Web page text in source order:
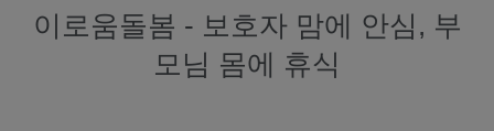
이로움돌봄 - 보호자 맘에 안심, 부
모님 몸에 휴식